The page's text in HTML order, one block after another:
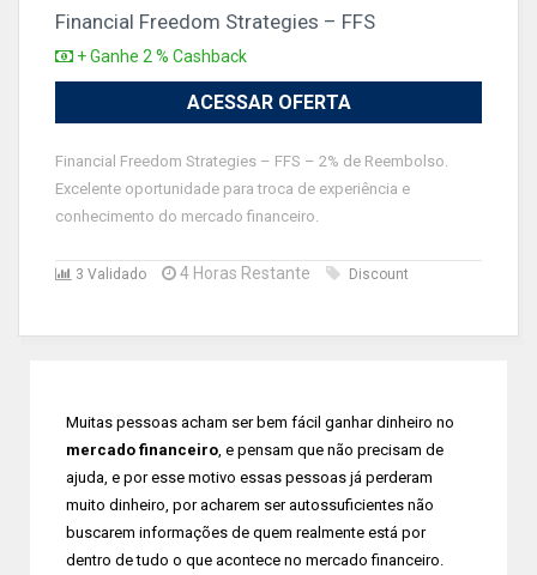
Financial Freedom Strategies – FFS
+ Ganhe 2 % Cashback
ACESSAR OFERTA
Financial Freedom Strategies – FFS – 2% de Reembolso.
Excelente oportunidade para troca de experiência e
conhecimento do mercado financeiro.
3 Validado 4 Horas Restante Discount
Muitas pessoas acham ser bem fácil ganhar dinheiro no
mercado financeiro, e pensam que não precisam de
ajuda, e por esse motivo essas pessoas já perderam
muito dinheiro, por acharem ser autossuficientes não
buscarem informações de quem realmente está por
dentro de tudo o que acontece no mercado financeiro.